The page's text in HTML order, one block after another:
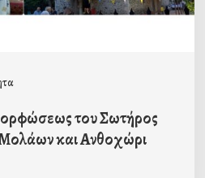
του Σωτήρος
και Ανθοχώρι